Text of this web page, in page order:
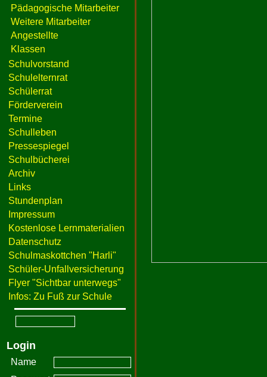
Pädagogische Mitarbeiter
Weitere Mitarbeiter
Angestellte
Klassen
Schulvorstand
Schulelternrat
Schülerrat
Förderverein
Termine
Schulleben
Pressespiegel
Schulbücherei
Archiv
Links
Stundenplan
Impressum
Kostenlose Lernmaterialien
Datenschutz
Schulmaskottchen "Harli"
Schüler-Unfallversicherung
Flyer "Sichtbar unterwegs"
Infos: Zu Fuß zur Schule
Login
Name